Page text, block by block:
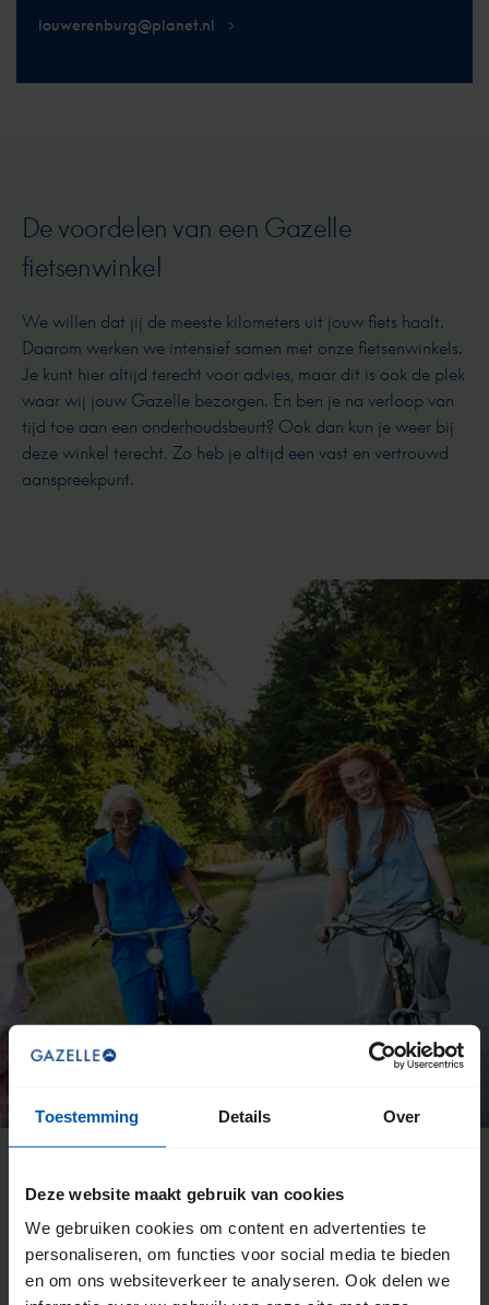
Toestemming Details Over
Deze website maakt gebruik van cookies
We gebruiken cookies om content en advertenties te
personaliseren, om functies voor social media te bieden
en om ons websiteverkeer te analyseren. Ook delen we
louwerenburg@planet.nl
De voordelen van een Gazelle
fietsenwinkel
We willen dat jij de meeste kilometers uit jouw fiets haalt.
Daarom werken we intensief samen met onze fietsenwinkels.
Je kunt hier altijd terecht voor advies, maar dit is ook de plek
waar wij jouw Gazelle bezorgen. En ben je na verloop van
tijd toe aan een onderhoudsbeurt? Ook dan kun je weer bij
deze winkel terecht. Zo heb je altijd een vast en vertrouwd
aanspreekpunt.
De voordelen van een Gazelle
fietsenwinkel